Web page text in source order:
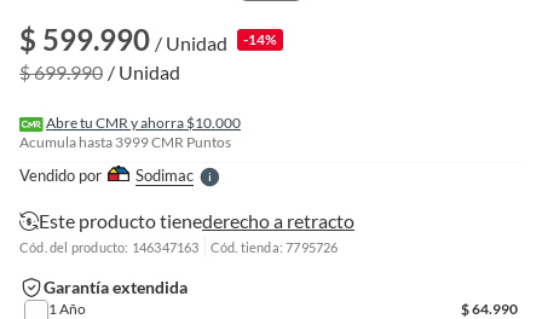
$ 599.990 / Unidad -14%
$ 699.990 / Unidad
Abre tu CMR y ahorra $10.000
Acumula hasta 3999CMR Puntos
Vendido por SodimacS
l
l
n
Este producto tienederecho a retracto
Cód. del producto: 146347163 Cód. tienda: 7795726
Garantía extendida
1 Año $64.990